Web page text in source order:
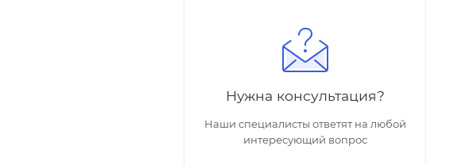
Нужна консультация?
Наши специалисты ответят на любой
интересующий вопрос